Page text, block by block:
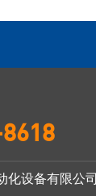
化设备有限公司